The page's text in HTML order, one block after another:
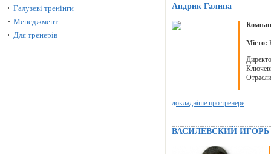
Галузеві тренінги
Менеджмент
Для тренерів
Андрик Галина
Місто:
докладніше про тренере
ВАСИЛЕВСКИЙ ИГОРЬ